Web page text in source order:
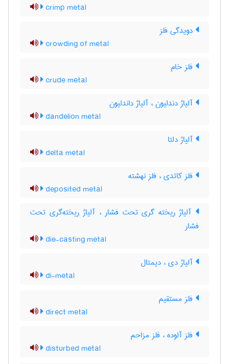
crimp metal
دویدگی فلز
crowding of metal
فلز خام
crude metal
آلیاژ دندلیون ، آلیاژ داندلیون
dandelion metal
آلیاژ دلتا
delta metal
فلز کاتدی ، فلز نهشته
deposited metal
آلیاژ ریخته گری تحت فشار ، آلیاژ ریخته‌گری تحت
فشار
die-casting metal
آلیاژ دی ، دیمتال
di-metal
فلز مستقیم
direct metal
فلز آلوده ، فلز مزاحم
disturbed metal